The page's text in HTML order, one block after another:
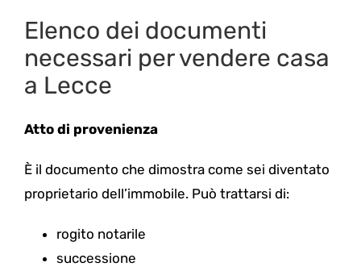
Elenco dei documenti
necessari per vendere casa
a Lecce
Atto di provenienza
È il documento che dimostra come sei diventato
proprietario dell’immobile. Può trattarsi di:
rogito notarile
successione